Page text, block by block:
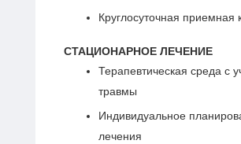
Круглосуточная приемная
СТАЦИОНАРНОЕ ЛЕЧЕНИЕ
Терапевтическая среда с
травмы
Индивидуальное
лечения